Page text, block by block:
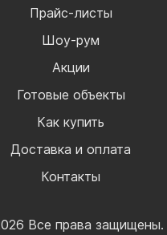
Прайс-листы
Шоу-рум
Акции
Готовые объекты
Как купить
Доставка и оплата
Контакты
Все права защищены.